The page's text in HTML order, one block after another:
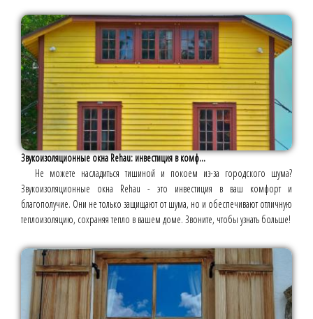
Звукоизоляционные окна Rehau: инвестиция в комф...
Не можете насладиться тишиной и покоем из-за городского шума?
Звукоизоляционные окна Rehau - это инвестиция в ваш комфорт и
благополучие. Они не только защищают от шума, но и обеспечивают отличную
теплоизоляцию, сохраняя тепло в вашем доме. Звоните, чтобы узнать больше!